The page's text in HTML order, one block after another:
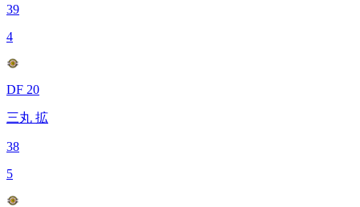
39
4
DF 20
三丸 拡
38
5